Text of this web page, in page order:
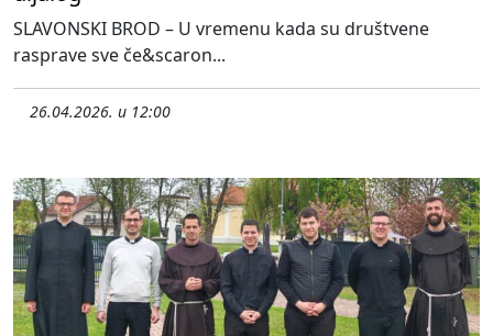
SLAVONSKI BROD – U vremenu kada su društvene
rasprave sve če&scaron...
26.04.2026. u 12:00